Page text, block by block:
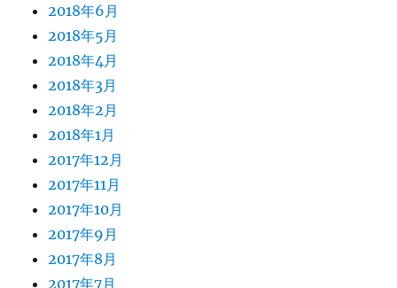
2018年6月
2018年5月
2018年4月
2018年3月
2018年2月
2018年1月
2017年12月
2017年11月
2017年10月
2017年9月
2017年8月
2017年7月